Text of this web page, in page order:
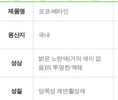
제품명 코코-베타인
원산지 국내
성상
밝은 노란색(거의 색이 없
음)의 투명한 액체
성질 양쪽성 계면활성제